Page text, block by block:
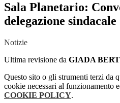
Sala Planetario:
delegazione sindacale
Notizie
Ultima revisione da GIADA
Questo sito o gli strumenti terzi da
cookie necessari al funzionamento
COOKIE POLICY.